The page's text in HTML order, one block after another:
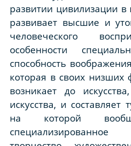
развитии цивилизации в
развивает высшие и
человеческого
особенности
способность
которая в своих низших
возникает до
искусства, и
на которой
специализированное